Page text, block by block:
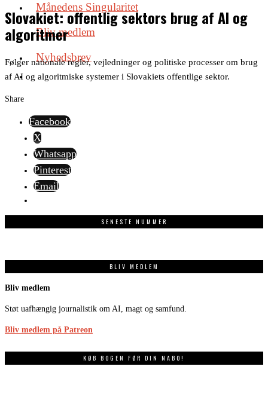
Månedens Singularitet
Bliv medlem
Nyhedsbrev
Slovakiet: offentlig sektors brug af AI og
algoritmer
Følger nationale regler, vejledninger og politiske processer om brug
af AI og algoritmiske systemer i Slovakiets offentlige sektor.
Share
Facebook
X
Whatsapp
Pinterest
Email
SENESTE NUMMER
BLIV MEDLEM
Bliv medlem
Støt uafhængig journalistik om AI, magt og samfund.
Bliv medlem på Patreon
KØB BOGEN FØR DIN NABO!